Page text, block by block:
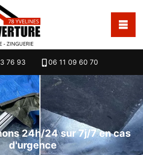
76 93 06 11 09 60 70
24h/24 sur 7j/7 en cas
d'urgence